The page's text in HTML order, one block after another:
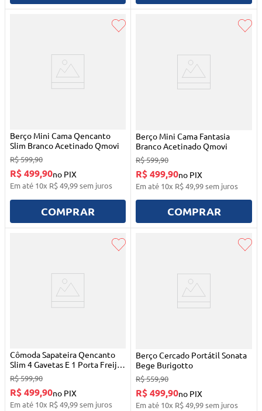
Berço Mini Cama Qencanto
Slim Branco Acetinado Qmovi
R$599,90
R$ 499,90no PIX
Em até 10x R$49,99sem juros
COMPRAR
Berço Mini Cama Fantasia
Branco Acetinado Qmovi
R$599,90
R$ 499,90no PIX
Em até 10x R$49,99sem juros
COMPRAR
Cômoda Sapateira Qencanto
Slim 4 Gavetas E 1 Porta Freijó
Toq Com Branco Acetinado
Qmovi
R$599,90
R$ 499,90no PIX
Em até 10x R$49,99sem juros
Berço Cercado Portátil Sonata
Bege Burigotto
R$559,90
R$ 499,90no PIX
Em até 10x R$49,99sem juros